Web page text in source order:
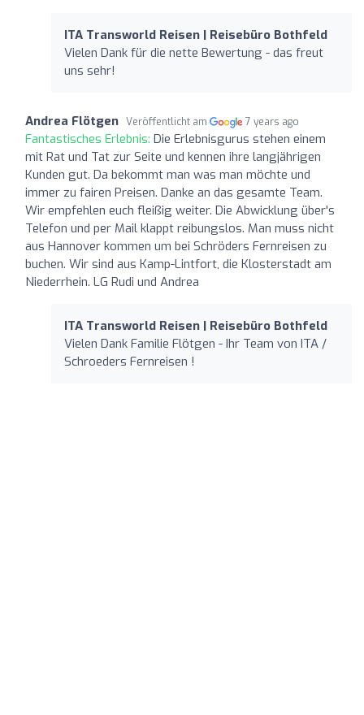
ITA Transworld Reisen | Reisebüro Bothfeld
Vielen Dank für die nette Bewertung - das freut
uns sehr!
Andrea Flötgen Veröffentlicht am 7 years ago
Fantastisches Erlebnis: Die Erlebnisgurus stehen einem
mit Rat und Tat zur Seite und kennen ihre langjährigen
Kunden gut. Da bekommt man was man möchte und
immer zu fairen Preisen. Danke an das gesamte Team.
Wir empfehlen euch fleißig weiter. Die Abwicklung über's
Telefon und per Mail klappt reibungslos. Man muss nicht
aus Hannover kommen um bei Schröders Fernreisen zu
buchen. Wir sind aus Kamp-Lintfort, die Klosterstadt am
Niederrhein. LG Rudi und Andrea
ITA Transworld Reisen | Reisebüro Bothfeld
Vielen Dank Familie Flötgen - Ihr Team von ITA /
Schroeders Fernreisen !